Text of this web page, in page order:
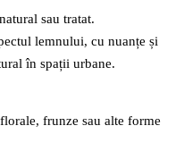
sau tratat.
lemnului, cu nuanțe și
în spații urbane.
frunze sau alte forme